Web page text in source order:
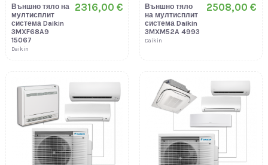
Външно тяло на
мултисплит
система Daikin
3MXF68A9
15067
Daikin
2316,00 €
Външно тяло
на мултисплит
система Daikin
3MXM52A 4993
Daikin
2508,00 €